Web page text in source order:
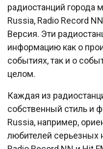
радиостанций города
Russia, Radio Record
Версия. Эти
информацию как о
событиях, так и о
целом.
Каждая из
собственный стиль и
Russia, например,
любителей серьезных